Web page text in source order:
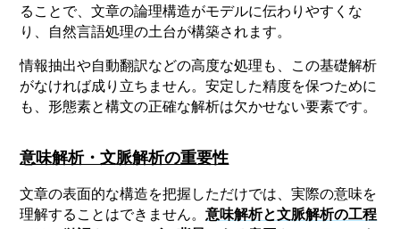
ることで、文章の論理構造がモデルに伝わりやすくな
り、自然言語処理の土台が構築されます。
情報抽出や自動翻訳などの高度な処理も、この基礎解析
がなければ成り立ちません。安定した精度を保つために
も、形態素と構文の正確な解析は欠かせない要素です。
意味解析・文脈解析の重要性
文章の表面的な構造を把握しただけでは、実際の意味を
理解することはできません。意味解析と文脈解析の工程